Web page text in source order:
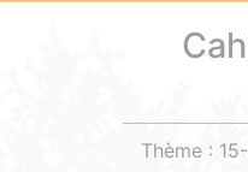
Thème :